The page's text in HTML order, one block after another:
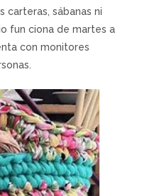
carteras, sábanas ni
fun ciona de martes a
con monitores